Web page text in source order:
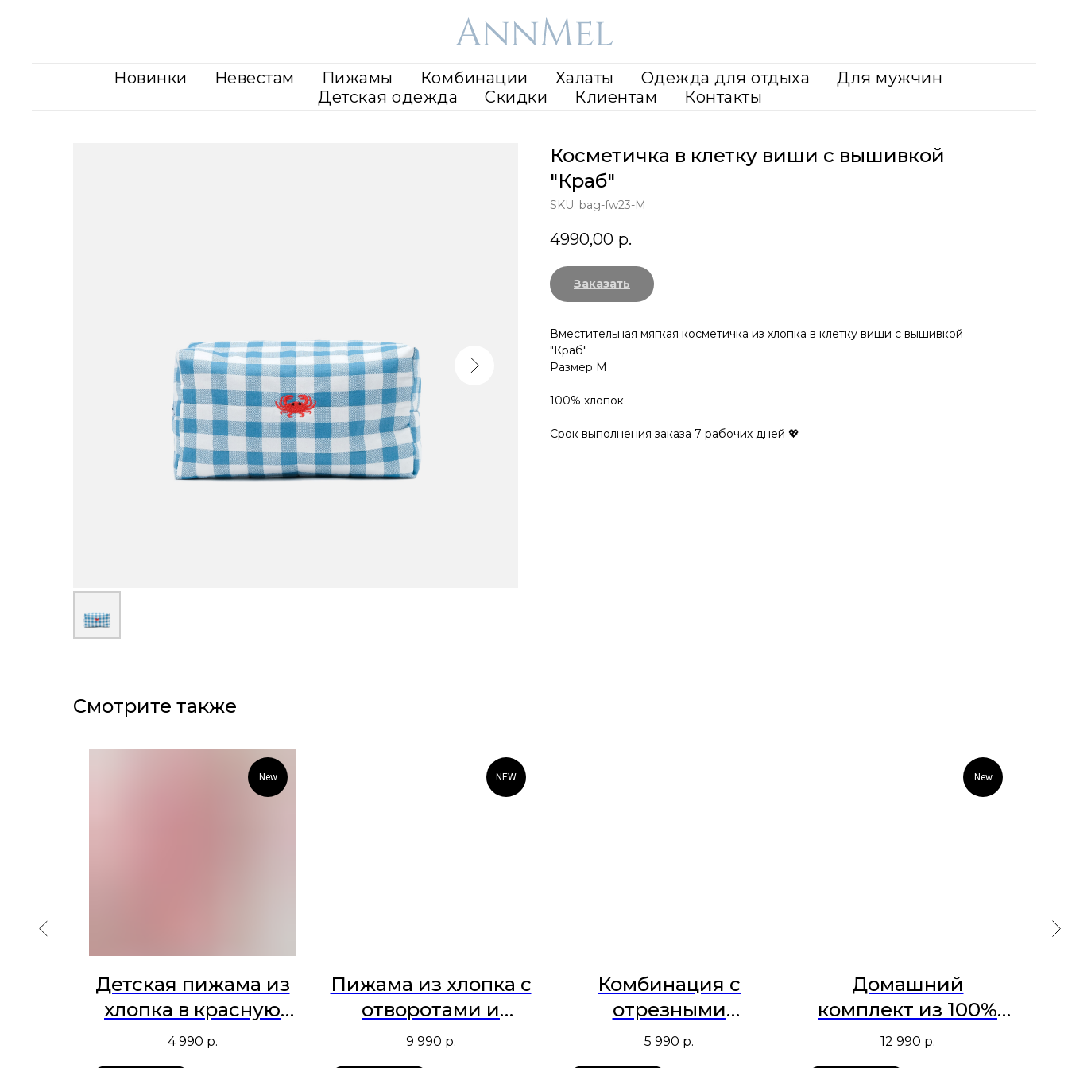
Новинки Невестам Пижамы Комбинации Халаты Одежда для отдыха
Для мужчин
Детская одежда
Скидки Клиентам Контакты
Косметичка в клетку виши с вышивкой
"Краб"
SKU: bag-fw23-M
4990,00 р.
Заказать
Вместительная мягкая косметичка из хлопка в клетку виши с вышивкой
"Краб"
Размер M
100% хлопок
Срок выполнения заказа 7 рабочих дней 💖
Смотрите также
New
Детская пижама из
хлопка в красную
клетку
4 990 р.
NEW
Пижама из хлопка с
отворотами и
красным кантом
9 990 р.
Комбинация с
отрезными
чашечками в
мелкий цветок
5 990 р.
New
Домашний
комплект из 100%
льна
12 990 р.